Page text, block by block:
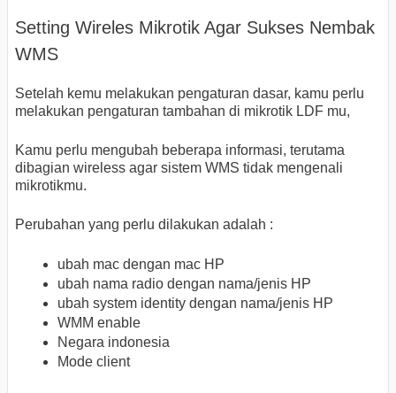
Setting Wireles Mikrotik Agar Sukses Nembak
WMS
Setelah kemu melakukan pengaturan dasar, kamu perlu
melakukan pengaturan tambahan di mikrotik LDF mu,
Kamu perlu mengubah beberapa informasi, terutama
dibagian wireless agar sistem WMS tidak mengenali
mikrotikmu.
Perubahan yang perlu dilakukan adalah :
ubah mac dengan mac HP
ubah nama radio dengan nama/jenis HP
ubah system identity dengan nama/jenis HP
WMM enable
Negara indonesia
Mode client